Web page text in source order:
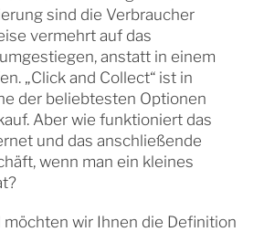
sind die Verbraucher
vermehrt auf das
anstatt in einem
„Click and Collect“ ist in
der beliebtesten Optionen
Aber wie funktioniert das
und das anschließende
wenn man ein kleines
möchten wir Ihnen die Definition